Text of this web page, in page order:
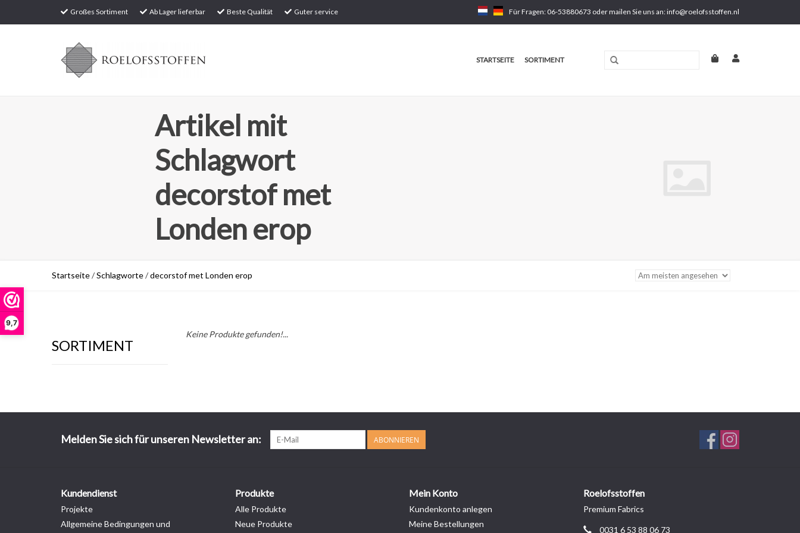
9,7
Großes Sortiment Ab Lager lieferbar Beste Qualität Guter service Für Fragen: 06-53880673 oder mailen Sie uns an:info@roelofsstoffen.nl
STARTSEITE SORTIMENT
Artikel mit
Schlagwort
decorstof met
Londen erop
Startseite/Schlagworte/decorstof met Londen erop
SORTIMENT
Keine Produkte gefunden!...
Melden Sie sich für unseren Newsletter an: ABONNIEREN
Kundendienst
Projekte
Allgemeine Bedingungen und
Produkte
Alle Produkte
Neue Produkte
Mein Konto
Kundenkonto anlegen
Meine Bestellungen
Roelofsstoffen
Premium Fabrics
0031 6 53 88 06 73